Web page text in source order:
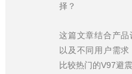
择？
这篇文章结合产
以及不同用户需
比较热门的V97避